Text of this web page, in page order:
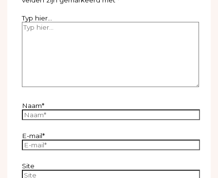
Typ hier...
Naam*
E-mail*
Site